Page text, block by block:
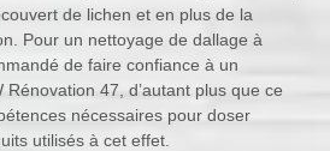
de lichen et en plus de la
Pour un nettoyage de dallage à
de faire confiance à un
47, d’autant plus que ce
nécessaires pour doser
utilisés à cet effet.